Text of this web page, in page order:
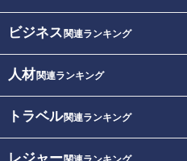
ビジネス 関連ランキング
人材関連ランキング
トラベル関連ランキング